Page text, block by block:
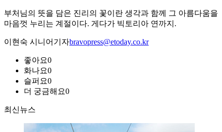
부처님의 뜻을 담은 진리의 꽃이란 생각과 함께 그 아름다움을
마음껏 누리는 계절이다. 게다가 빅토리아 연까지.
이현숙 시니어기자bravopress@etoday.co.kr
좋아요0
화나요0
슬퍼요0
더 궁금해요0
최신뉴스